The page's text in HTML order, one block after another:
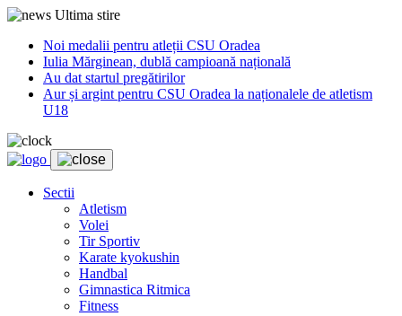
Ultima stire
Noi medalii pentru atleții CSU Oradea
Iulia Mărginean, dublă campioană națională
Au dat startul pregătirilor
Aur și argint pentru CSU Oradea la naționalele de atletism
U18
Sectii
Atletism
Volei
Tir Sportiv
Karate kyokushin
Handbal
Gimnastica Ritmica
Fitness